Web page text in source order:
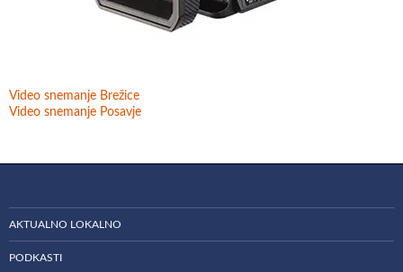
Video snemanje Brežice
Video snemanje Posavje
AKTUALNO LOKALNO
PODKASTI